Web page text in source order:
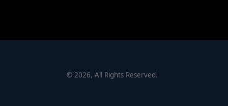
© 2026, All Rights Reserved.